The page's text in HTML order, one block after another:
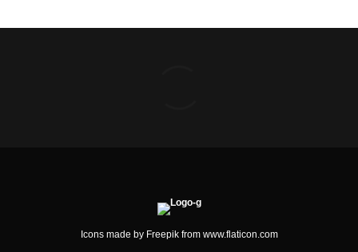
Icons made by Freepikfrom www.flaticon.com